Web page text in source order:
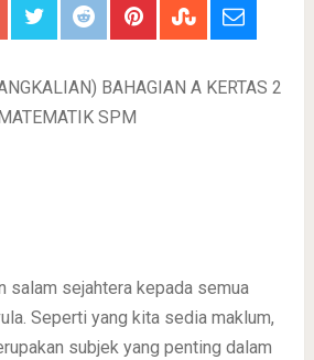
BAHAGIAN A KERTAS 2
SPM
salam sejahtera kepada semua
Seperti yang kita sedia maklum,
subjek yang penting dalam